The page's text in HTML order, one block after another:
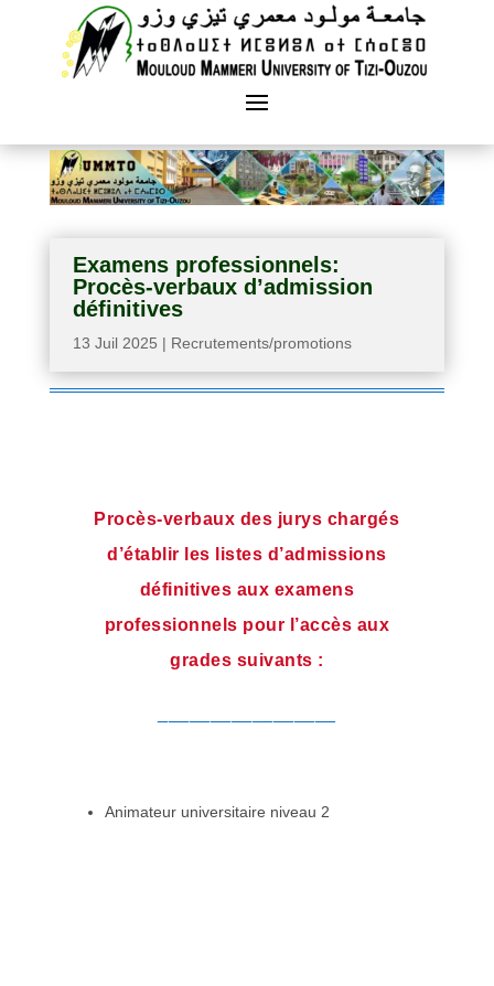
Examens professionnels:
Procès-verbaux d’admission
définitives
13 Juil 2025 | Recrutements/promotions
Procès-verbaux des jurys chargés
d’établir les listes d’admissions
définitives aux examens
professionnels pour l’accès aux
grades suivants :
Animateur universitaire niveau 2